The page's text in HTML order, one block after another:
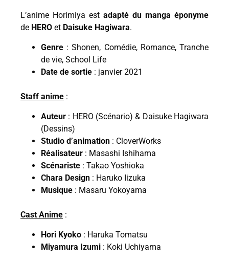
L’anime Horimiya est adapté du manga éponyme
de HERO et Daisuke Hagiwara.
Genre : Shonen, Comédie, Romance, Tranche
de vie, School Life
Date de sortie : janvier 2021
Staff anime :
Auteur : HERO (Scénario) & Daisuke Hagiwara
(Dessins)
Studio d’animation : CloverWorks
Réalisateur : Masashi Ishihama
Scénariste : Takao Yoshioka
Chara Design : Haruko Iizuka
Musique : Masaru Yokoyama
Cast Anime :
Hori Kyoko : Haruka Tomatsu
Miyamura Izumi : Koki Uchiyama